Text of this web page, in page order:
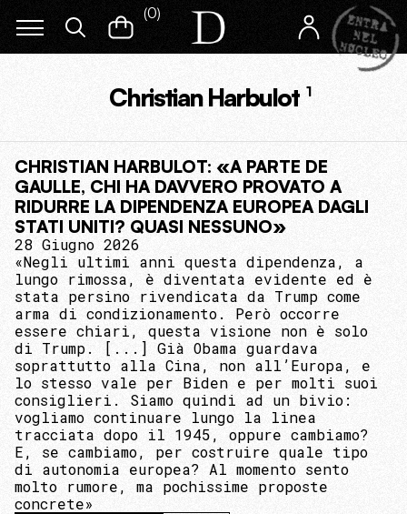
(0)
Christian Harbulot 1
CHRISTIAN HARBULOT: «A PARTE DE
GAULLE, CHI HA DAVVERO PROVATO A
RIDURRE LA DIPENDENZA EUROPEA DAGLI
STATI UNITI? QUASI NESSUNO»
28 Giugno 2026
«Negli ultimi anni questa dipendenza, a
lungo rimossa, è diventata evidente ed è
stata persino rivendicata da Trump come
arma di condizionamento. Però occorre
essere chiari, questa visione non è solo
di Trump. [...] Già Obama guardava
soprattutto alla Cina, non all’Europa, e
lo stesso vale per Biden e per molti suoi
consiglieri. Siamo quindi ad un bivio:
vogliamo continuare lungo la linea
tracciata dopo il 1945, oppure cambiamo?
E, se cambiamo, per costruire quale tipo
di autonomia europea? Al momento sento
molto rumore, ma pochissime proposte
concrete»